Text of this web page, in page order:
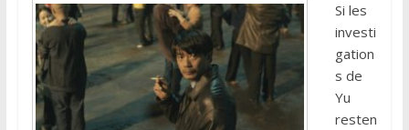
Si les
investi
gation
s de
Yu
resten